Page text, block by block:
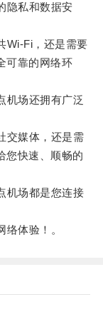
私和数据安
Fi，还是需要
可靠的网络环
场还拥有广泛
媒体，还是需
您快速、顺畅的
场都是您连接
体验！。